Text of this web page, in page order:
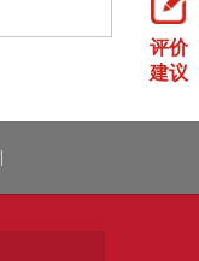
评价
建议